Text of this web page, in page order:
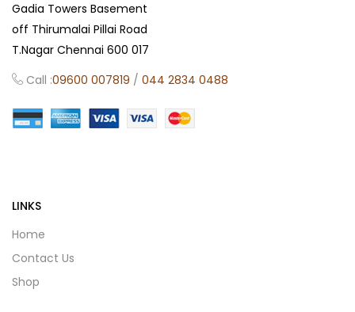
Gadia Towers Basement
off Thirumalai Pillai Road
T.Nagar Chennai 600 017
Call :09600 007819 / 044 2834 0488
LINKS
Home
Contact Us
Shop